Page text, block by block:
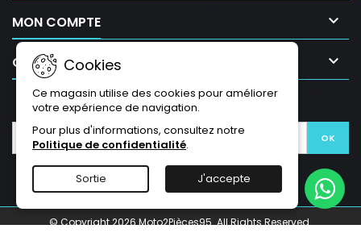
MON COMPTE 
CONTACT 
Cookies
Ce magasin utilise des cookies pour améliorer
votre expérience de navigation.
Pour plus d'informations, consultez notre
Politique de confidentialité.
Sortie J'accepte
LETTRE D'INFORMATIONS
© Copyright 2026 Moto2Pièces95. All Rights Reserved.